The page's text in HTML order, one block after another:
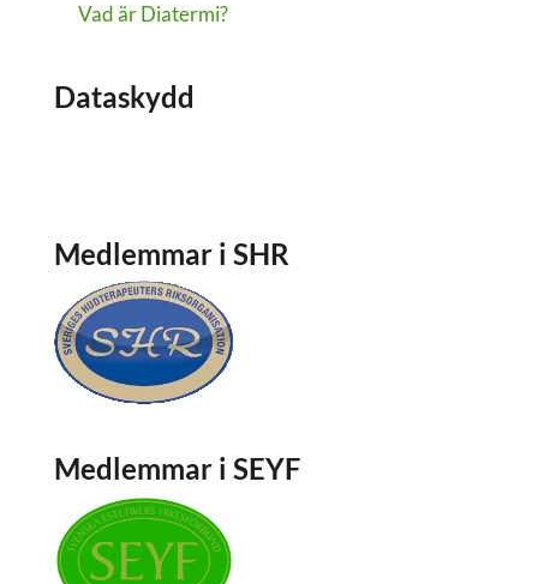
Vad är Diatermi?
Dataskydd
Medlemmar i SHR
Medlemmar i SEYF